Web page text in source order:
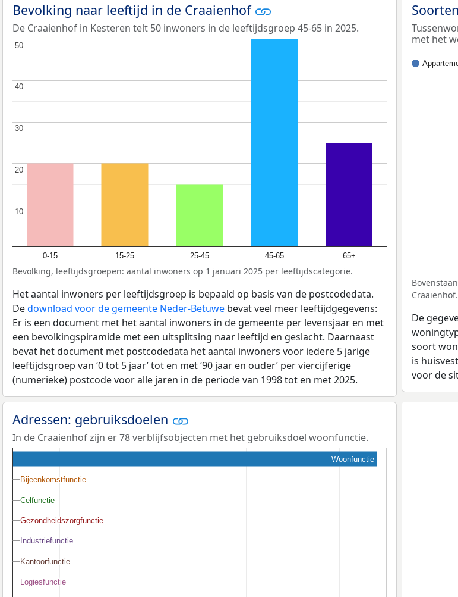
Bevolking naar leeftijd in de Craaienhof
De Craaienhof in Kesteren telt 50 inwoners in de leeftijdsgroep 45-65 in 2025.
0-15 15-25 25-45 45-65 65+
10
10
20
20
30
30
40
40
50
50
Bevolking, leeftijdsgroepen: aantal inwoners op 1 januari 2025 per leeftijdscategorie.
Het aantal inwoners per leeftijdsgroep is bepaald op basis van de postcodedata.
Dedownload voor de gemeente Neder-Betuwe bevat veel meer leeftijdgegevens:
Er is een document met het aantal inwoners in de gemeente per levensjaar en met
een bevolkingspiramide met een uitsplitsing naar leeftijd en geslacht. Daarnaast
bevat het document met postcodedata het aantal inwoners voor iedere 5 jarige
leeftijdsgroep van ‘0 tot 5 jaar’ tot en met ‘90 jaar en ouder’ per viercijferige
(numerieke) postcode voor alle jaren in de periode van 1998 tot en met 2025.
met het
Craaienhof.
De
soort
is
voor de
Adressen: gebruiksdoelen
In de Craaienhof zijn er 78 verblijfsobjecten met het gebruiksdoel woonfunctie.
Woonfunctie
Bijeenkomstfunctie
Bijeenkomstfunctie
Celfunctie
Celfunctie
Gezondheidszorgfunctie
Gezondheidszorgfunctie
Industriefunctie
Industriefunctie
Kantoorfunctie
Kantoorfunctie
Logiesfunctie
Logiesfunctie